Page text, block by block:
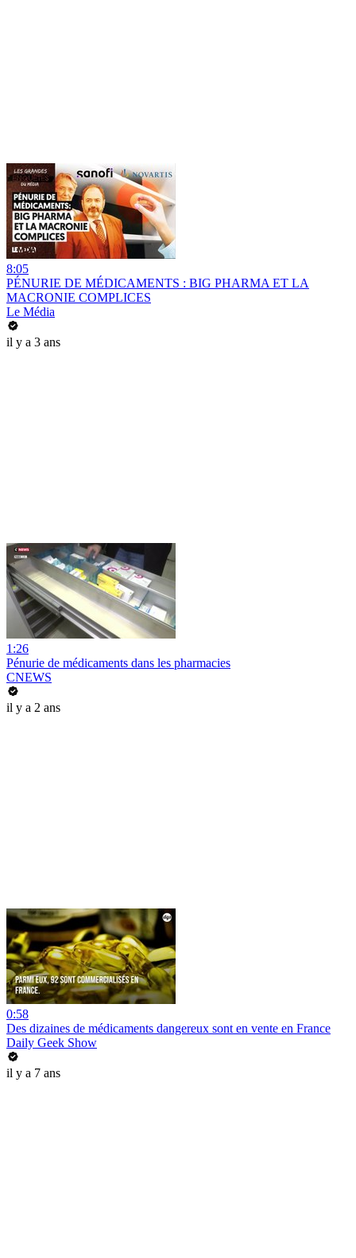
8:05
PÉNURIE DE MÉDICAMENTS : BIG PHARMA ET LA
MACRONIE COMPLICES
Le Média
il y a 3 ans
1:26
Pénurie de médicaments dans les pharmacies
CNEWS
il y a 2 ans
0:58
Des dizaines de médicaments dangereux sont en vente en France
Daily Geek Show
il y a 7 ans